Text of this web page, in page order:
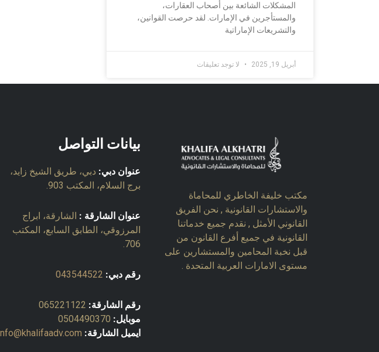
المشكلات الشائعة بين أصحاب العقارات،
والمستأجرين في الإمارات. لقد حرصت القوانين،
والتشريعات الإماراتية
أبريل 19, 2025 لا توجد تعليقات
مكتب خليفة الخاطري للمحاماة
والاستشارات القانونية , نحن الفريق
القانوني الأمثل , نقدم جميع خدماتنا
القانونية في جميع أفرع القانون من
قبل نخبة المحامين والمستشارين على
مستوى الامارات العربية المتحدة .
بيانات التواصل
عنوان دبي: دبي، طريق الشيخ زايد،
برج السلام، المكتب 903.
عنوان الشارقة : الشارقة، ابراج
المرزوقي، الطابق السابع، المكتب
706.
رقم دبي: 043544522
رقم الشارقة: 065221122
موبايل: 0504490370
ايميل الشارقة: